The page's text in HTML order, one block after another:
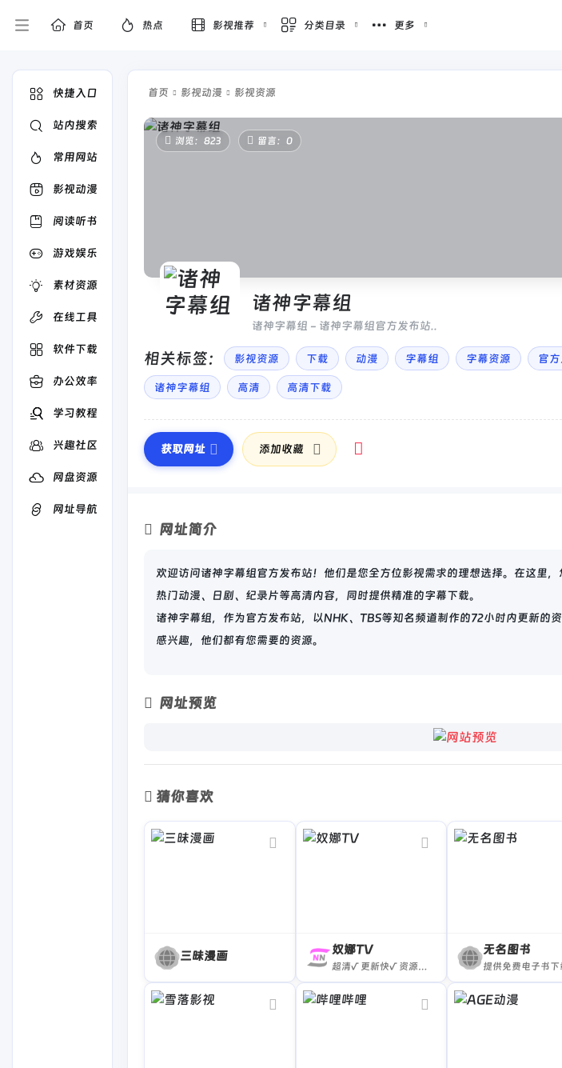
首页 热点 影视推荐 分类目录 更多
快捷入口
站内搜索
常用网站
影视动漫
阅读听书
游戏娱乐
素材资源
在线工具
软件下载
办公效率
学习教程
兴趣社区
网盘资源
网址导航
首页 影视动漫 影视资源
浏览：823 留言：0
诸神字幕组
诸神字幕组 - 诸神字幕组官方发布站..
相关标签： 影视资源 下载 动漫 字幕组 字幕资源 官
诸神字幕组 高清 高清下载
获取网址 添加收藏
网址简介
欢迎访问诸神字幕组官方发布站！他们是您全方位影视需求的理想选择。在这里
热门动漫、日剧、纪录片等高清内容，同时提供精准的字幕下载。
诸神字幕组，作为官方发布站，以NHK、TBS等知名频道制作的72小时内更新的
感兴趣，他们都有您需要的资源。
网址预览
猜你喜欢
三昧漫画 奴娜TV
超清√ 更新快√ 资源多√ 无APP×
无名图书